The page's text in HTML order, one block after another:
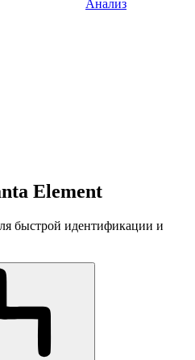
Анализ
Element
быстрой идентификации и